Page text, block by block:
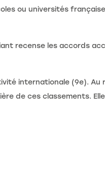
ou universités
recense les accords
internationale (9e). Au
de ces classements.